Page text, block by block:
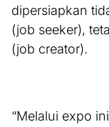
dipersiapkan
(job seeker),
(job creator).
“Melalui expo